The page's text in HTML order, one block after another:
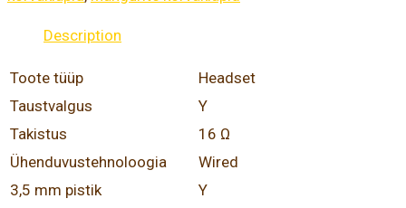
Description
Toote tüüp
Headset
Taustvalgus
Y
Takistus
16 Ω
Ühenduvustehnoloogia
Wired
3,5 mm pistik
Y